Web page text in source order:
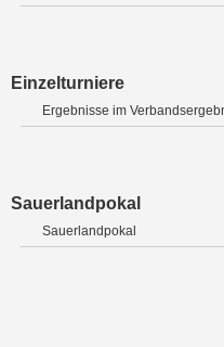
Einzelturniere
Ergebnisse im
Sauerlandpokal
Sauerlandpokal